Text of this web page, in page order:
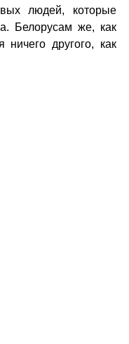
людей, которые
Белорусам же, как
другого, как